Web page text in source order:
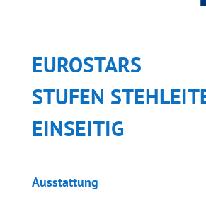
EUROSTARS
STUFEN
EINSEITIG
Ausstattung